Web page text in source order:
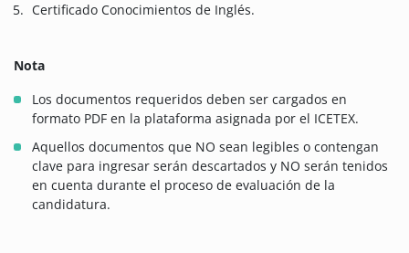
Certificado Conocimientos de Inglés.
Nota
Los documentos requeridos deben ser cargados en
formato PDF en la plataforma asignada por el ICETEX.
Aquellos documentos que NO sean legibles o contengan
clave para ingresar serán descartados y NO serán tenidos
en cuenta durante el proceso de evaluación de la
candidatura.